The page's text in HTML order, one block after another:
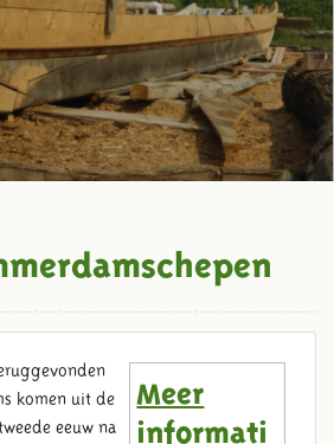
Meer
informati
komen uit de
eeuw na